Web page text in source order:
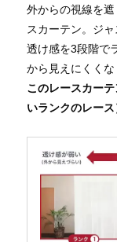
外からの視線を
スカーテン。ジ
透け感を3段階で
から見えにくくな
このレースカー
いランクのレース